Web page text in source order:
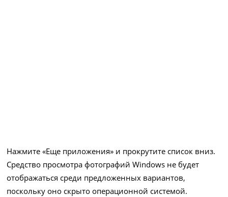
Нажмите «Еще приложения» и прокрутите список вниз.
Средство просмотра фотографий Windows не будет
отображаться среди предложенных вариантов,
поскольку оно скрыто операционной системой.